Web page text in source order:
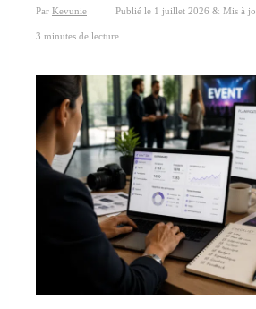
Par Kevunie Publié le 1 juillet 2026 & Mis à
3 minutes de lecture